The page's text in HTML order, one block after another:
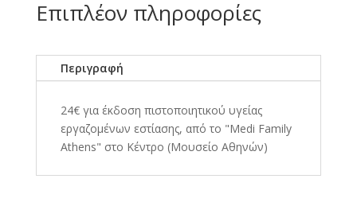
Επιπλέον πληροφορίες
Περιγραφή
24€ για έκδοση πιστοποιητικού υγείας
εργαζομένων εστίασης, από το "Medi Family
Athens" στο Κέντρο (Μουσείο Αθηνών)